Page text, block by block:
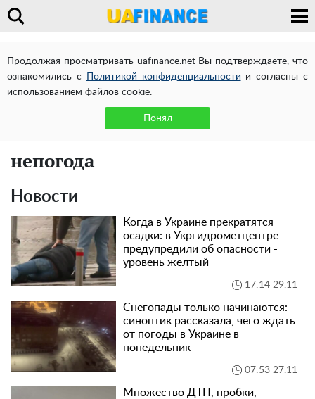
Продолжая просматривать uafinance.net Вы подтверждаете, что
ознакомились с
Политикой конфиденциальности и согласны с
использованием файлов cookie.
Понял
непогода
Новости
Когда в Украине прекратятся
осадки: в Укргидрометцентре
предупредили об опасности -
уровень желтый
17:14 29.11
Снегопады только начинаются:
синоптик рассказала, чего ждать
от погоды в Украине в
понедельник
07:53 27.11
Множество ДТП, пробки,